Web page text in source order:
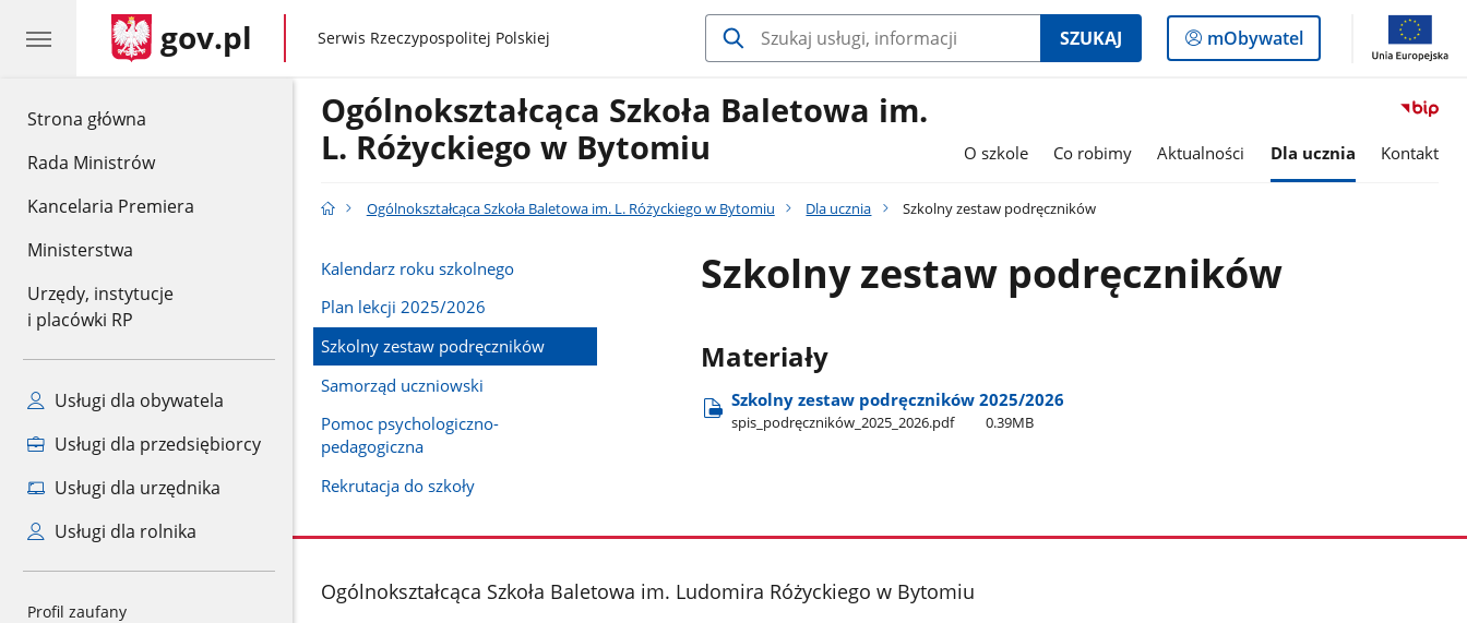
Strona główna
Rada Ministrów
Kancelaria Premiera
Ministerstwa
Urzędy, instytucje
i placówki RP
Usługi dla obywatela
Usługi dla przedsiębiorcy
Usługi dla urzędnika
Usługi dla rolnika
Profil zaufany
gov.pl gov.pl
Serwis Rzeczypospolitej Polskiej SZUKAJ
Logowanie
do
mObywatel
Ogólnokształcąca Szkoła Baletowa im.
L. Różyckiego w Bytomiu
O szkole Co robimy Aktualności Dla ucznia Kontakt
Ogólnokształcąca Szkoła Baletowa im. L. Różyckiego w Bytomiu Dla ucznia Szkolny zestaw podręczników
Kalendarz roku szkolnego
Plan lekcji 2025/2026
Szkolny zestaw podręczników
Samorząd uczniowski
Pomoc psychologiczno-
pedagogiczna
Rekrutacja do szkoły
Szkolny zestaw podręczników
Materiały
Szkolny zestaw podręczników 2025/2026
spis​_podręczników​_2025​_2026.pdf 0.39MB
stopka
Ogólnokształcąca Szkoła Baletowa im. Ludomira Różyckiego w Bytomiu